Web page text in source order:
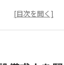
安心して応募で